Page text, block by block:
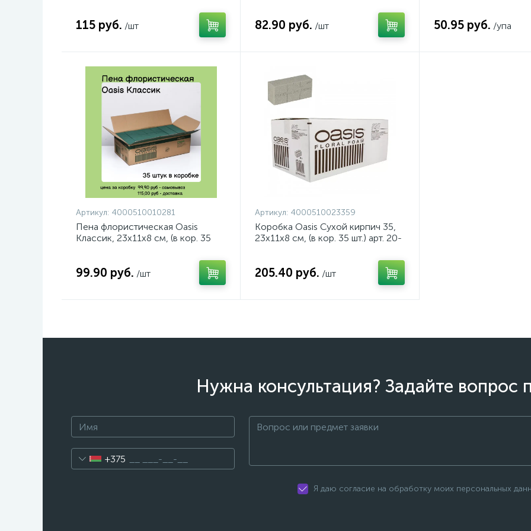
115 руб. /шт 82.90 руб. /шт 50.95 руб. /упа
Артикул: 4000510010281
Пена флористическая Oasis
Классик, 23x11x8 см, (в кор. 35
99.90 руб. /шт
Артикул: 4000510023359
Коробка Oasis Сухой кирпич 35,
23х11х8 см, (в кор. 35 шт.) арт. 20-
205.40 руб. /шт
Нужна консультация? Задайте вопрос
+375
Я даю согласие на обработку моих персональных